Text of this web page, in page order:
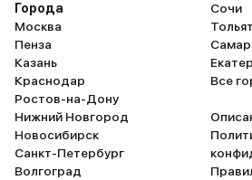
Города
Москва
Пенза
Казань
Краснодар
Ростов-на-Дону
Нижний Новгород
Новосибирск
Санкт-Петербург
Волгоград
Сочи
Все